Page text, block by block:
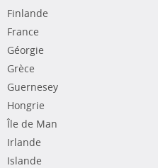
Finlande
France
Géorgie
Grèce
Guernesey
Hongrie
Île de Man
Irlande
Islande